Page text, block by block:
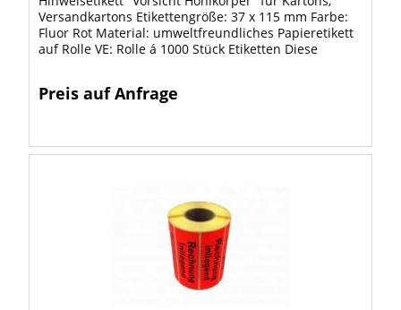
Versandkartons Etikettengröße: 37 x 115 mm Farbe:
Fluor Rot Material: umweltfreundliches Papieretikett
auf Rolle VE: Rolle á 1000 Stück Etiketten Diese
Preis auf Anfrage